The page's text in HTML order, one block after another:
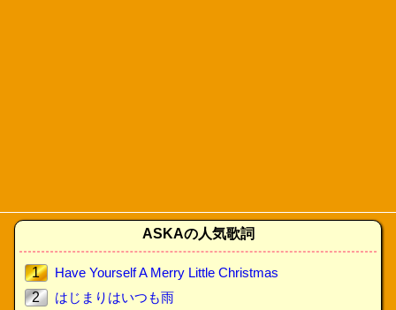
ASKAの人気歌詞
1
Have Yourself A Merry Little Christmas
2
はじまりはいつも雨